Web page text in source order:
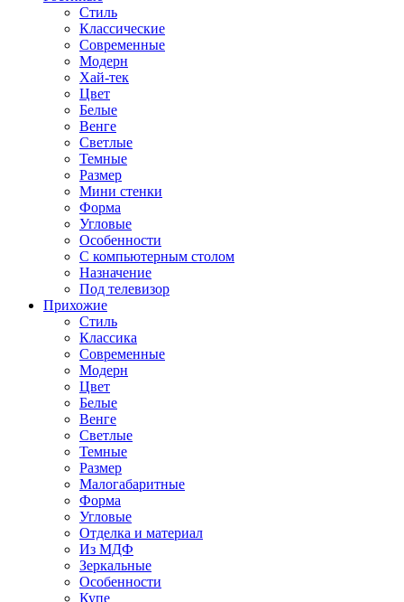
Стиль
Классические
Современные
Модерн
Хай-тек
Цвет
Белые
Венге
Светлые
Темные
Размер
Мини стенки
Форма
Угловые
Особенности
С компьютерным столом
Назначение
Под телевизор
Прихожие
Стиль
Классика
Современные
Модерн
Цвет
Белые
Венге
Светлые
Темные
Размер
Малогабаритные
Форма
Угловые
Отделка и материал
Из МДФ
Зеркальные
Особенности
Купе